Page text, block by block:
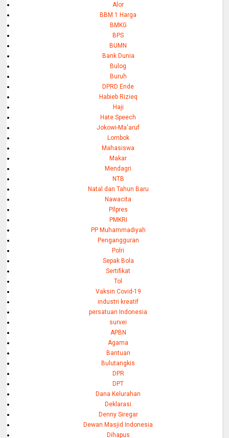
Alor
BBM 1 Harga
BMKG
BPS
BUMN
Bank Dunia
Bulog
Buruh
DPRD Ende
Habieb Rizieq
Haji
Hate Speech
Jokowi-Ma'aruf
Lombok
Mahasiswa
Makar
Mendagri
NTB
Natal dan Tahun Baru
Nawacita
PIlpres
PMKRI
PP Muhammadiyah
Pengangguran
Polri
Sepak Bola
Sertifikat
Tol
Vaksin Covid-19
industri kreatif
persatuan Indonesia
survei
APBN
Agama
Bantuan
Bulutangkis
DPR
DPT
Dana Kelurahan
Deklarasi
Denny Siregar
Dewan Masjid Indonesia
Dihapus